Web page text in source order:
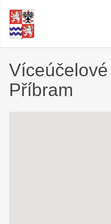
Příbram